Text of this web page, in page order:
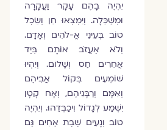
יִהְיֶה בָהֶם עָקָר וַעֲקָרָה
וּמְשַׁכֵּלָה. וְיִמְצְאוּ חֵן וְשֵׂכֶל
טוֹב בְּעֵינֵי אֱ-לֹהִים וְאָדָם.
וְלֹא אֶעֱזֹב אוֹתָם בְּיַד
אֲחֵרִים חַס וְשָׁלוֹם. וְיִהְיוּ
שׁוֹמְעִים בְּקוֹל אֲבִיהֶם
וְאִמָּם וְרַבָּנֵיהֶם, וְאָח קָטָן
יִשְׁמַע לְגָדוֹל וִיכַבְּדֵהוּ. וְיִהְיֶה
טוֹב וְנָעִים שֶׁבֶת אַחִים גַּם